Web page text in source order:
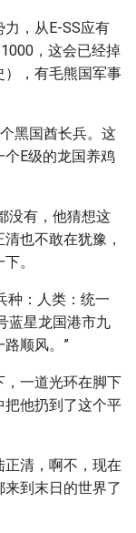
，从E-SS应有
，这会已经掉
），有毛熊国军事
黑国酋长兵。这
E级的龙国养鸡
没有，他猜想这
也不敢在犹豫，
。
种：人类：统一
蓝星龙国港市九
顺风。”
，一道光环在脚下
把他扔到了这个平
清，啊不，现在
到末日的世界了